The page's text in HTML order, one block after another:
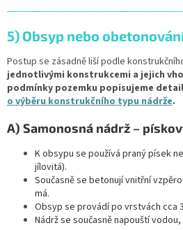
5) Obsyp nebo
Postup se zásadně liší podle
jednotlivými konstrukcemi a jejich
podmínky pozemku popisujeme
o výběru konstrukčního typu nádrže.
A) Samonosná nádrž –
K obsypu se používá praný písek
jílovitá).
Současně se betonují vnitřní
má.
Obsyp se provádí po vrstvách cca
Nádrž se současně napouští